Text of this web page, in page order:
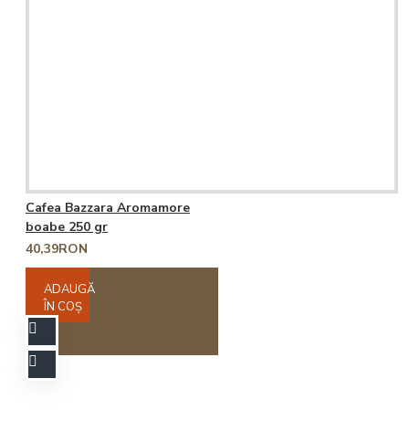
Cafea Bazzara Aromamore
boabe 250 gr
40,39RON
ADAUGĂ
ÎN COŞ